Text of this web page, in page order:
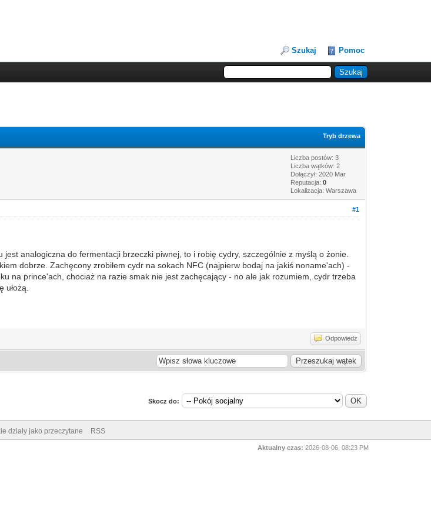
Szukaj Pomoc
Tryb drzewa
Liczba postów: 3
Liczba wątków: 2
Dołączył: 2020 Mar
Reputacja:0
Lokalizacja: Warszawa
#1
analogiczna do fermentacji brzeczki piwnej, to i robię cydry, szczególnie z myślą o żonie.
dobrze. Zachęcony zrobiłem cydr na sokach NFC (najpierw bodaj na jakiś noname'ach) -
na prince'ach, chociaż na razie smak nie jest zachęcający - no ale jak rozumiem, cydr trzeba
Odpowiedz
Skocz do:
działy jako przeczytane RSS
Aktualny czas: 2026-08-06, 08:23 PM